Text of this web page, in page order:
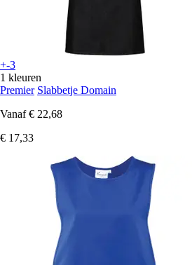
+-3
1 kleuren
Premier Slabbetje Domain
Vanaf € 22,68
€ 17,33